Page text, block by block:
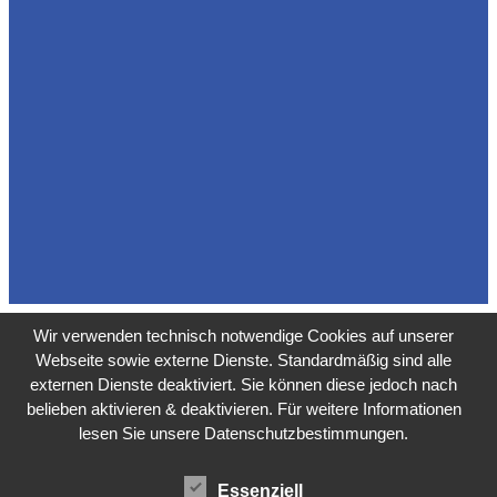
Wir verwenden technisch notwendige Cookies auf unserer
Webseite sowie externe Dienste. Standardmäßig sind alle
externen Dienste deaktiviert. Sie können diese jedoch nach
belieben aktivieren & deaktivieren. Für weitere Informationen
lesen Sie unsere Datenschutzbestimmungen.
Essenziell